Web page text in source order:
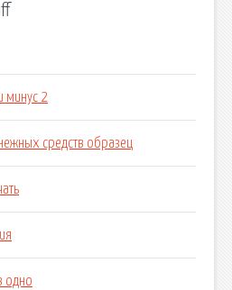
минус 2
средств образец
одно